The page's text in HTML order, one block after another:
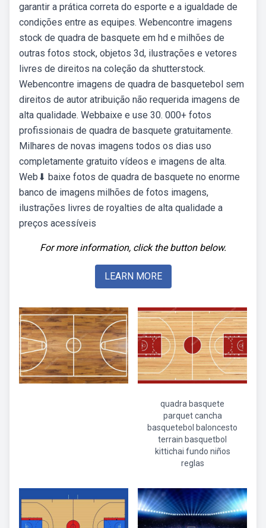
garantir a prática correta do esporte e a igualdade de
condições entre as equipes. Webencontre imagens
stock de quadra de basquete em hd e milhões de
outras fotos stock, objetos 3d, ilustrações e vetores
livres de direitos na coleção da shutterstock.
Webencontre imagens de quadra de basquetebol sem
direitos de autor atribuição não requerida imagens de
alta qualidade. Webbaixe e use 30. 000+ fotos
profissionais de quadra de basquete gratuitamente.
Milhares de novas imagens todos os dias uso
completamente gratuito vídeos e imagens de alta.
Web⬇ baixe fotos de quadra de basquete no enorme
banco de imagens milhões de fotos imagens,
ilustrações livres de royalties de alta qualidade a
preços acessíveis
For more information, click the button below.
LEARN MORE
quadra basquete
parquet cancha
basquetebol baloncesto
terrain basquetbol
kittichai fundo niños
reglas